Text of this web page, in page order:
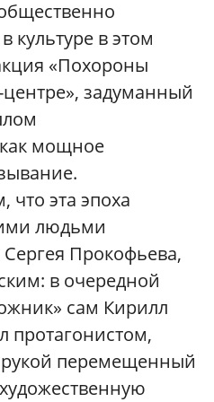
культуре в этом
«Похороны
центре», задуманный
мощное
эта эпоха
людьми
Прокофьева,
в очередной
сам Кирилл
протагонистом,
перемещенный